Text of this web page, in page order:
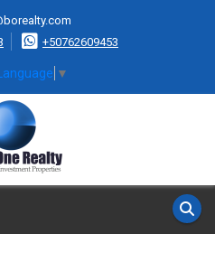
+50762609453
▼